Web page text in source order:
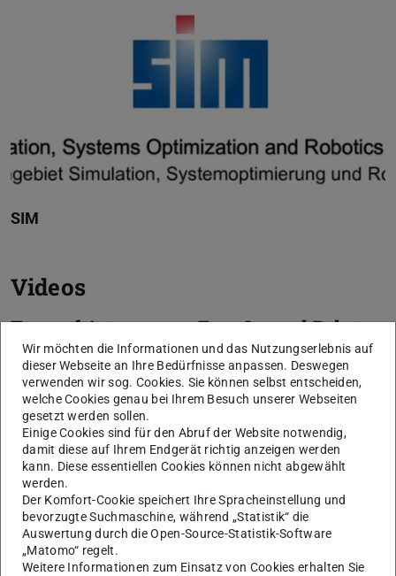
SIM
Videos
Team of Autonomous Four-Legged Robots
Playing Soccer
Wir möchten die Informationen und das Nutzungserlebnis auf
dieser Webseite an Ihre Bedürfnisse anpassen. Deswegen
verwenden wir sog. Cookies. Sie können selbst entscheiden,
welche Cookies genau bei Ihrem Besuch unserer Webseiten
gesetzt werden sollen.
Einige Cookies sind für den Abruf der Website notwendig,
damit diese auf Ihrem Endgerät richtig anzeigen werden
kann. Diese essentiellen Cookies können nicht abgewählt
werden.
Der Komfort-Cookie speichert Ihre Spracheinstellung und
bevorzugte Suchmaschine, während „Statistik“ die
Auswertung durch die Open-Source-Statistik-Software
„Matomo“ regelt.
Weitere Informationen zum Einsatz von Cookies erhalten Sie